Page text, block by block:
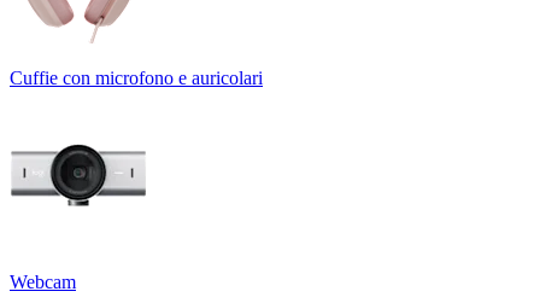
Cuffie con microfono e auricolari
Webcam